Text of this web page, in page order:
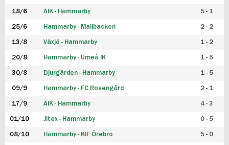
18/6 AIK - Hammarby 5 - 1
25/6 Hammarby - Mallbacken 2 - 2
13/8 Växjö - Hammarby 1 - 2
20/8 Hammarby - Umeå IK 1 - 5
30/8 Djurgården - Hammarby 1 - 5
09/9 Hammarby - FC Rosengård 2 - 1
17/9 AIK - Hammarby 4 - 3
01/10 Jitex - Hammarby 0 - 5
08/10 Hammarby - KIF Örebro 5 - 0